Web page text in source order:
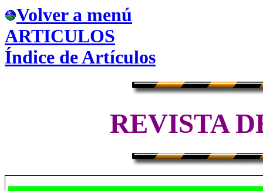
Volver a menú
ARTICULOS
Índice de Artículos
REVISTA